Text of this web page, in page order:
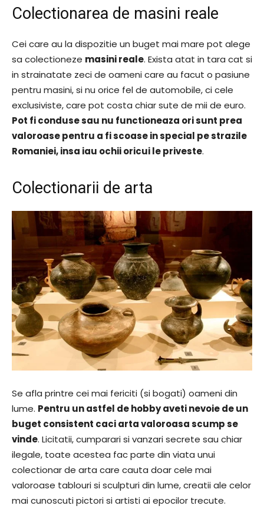
Colectionarea de masini reale
Cei care au la dispozitie un buget mai mare pot alege
sa colectioneze masini reale. Exista atat in tara cat si
in strainatate zeci de oameni care au facut o pasiune
pentru masini, si nu orice fel de automobile, ci cele
exclusiviste, care pot costa chiar sute de mii de euro.
Pot fi conduse sau nu functioneaza ori sunt prea
valoroase pentru a fi scoase in special pe strazile
Romaniei, insa iau ochii oricui le priveste.
Colectionarii de arta
Se afla printre cei mai fericiti (si bogati) oameni din
lume. Pentru un astfel de hobby aveti nevoie de un
buget consistent caci arta valoroasa scump se
vinde. Licitatii, cumparari si vanzari secrete sau chiar
ilegale, toate acestea fac parte din viata unui
colectionar de arta care cauta doar cele mai
valoroase tablouri si sculpturi din lume, creatii ale celor
mai cunoscuti pictori si artisti ai epocilor trecute.